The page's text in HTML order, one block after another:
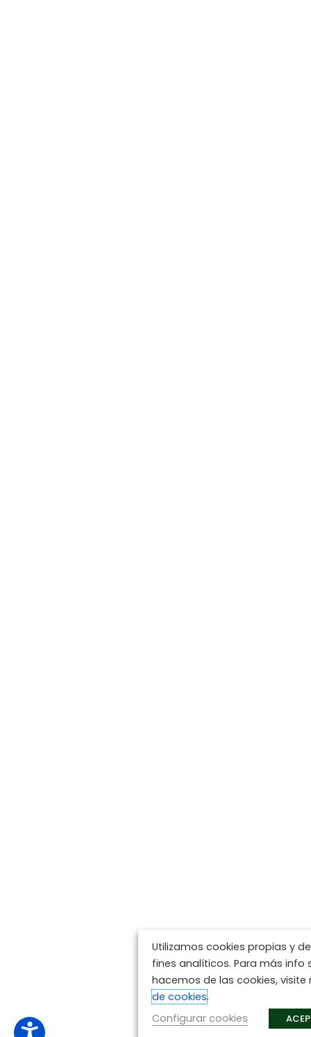
Utilizamos cookies propias y
fines analíticos. Para más info
hacemos de las cookies,
de cookies.
Configurar cookies